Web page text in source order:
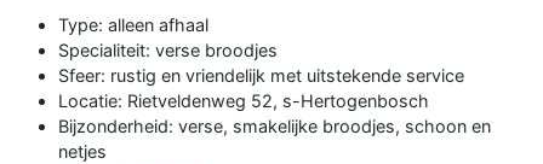
Type: alleen afhaal
Specialiteit: verse broodjes
Sfeer: rustig en vriendelijk met uitstekende service
Locatie: Rietveldenweg 52, s-Hertogenbosch
Bijzonderheid: verse, smakelijke broodjes, schoon en
netjes